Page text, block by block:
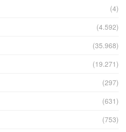
(4)
(4.592)
(35.968)
(19.271)
(297)
(631)
(753)